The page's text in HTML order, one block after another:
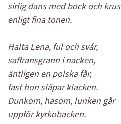
sirlig dans med bock och krus
enligt fina tonen.
Halta Lena, ful och svår,
saffransgrann i nacken,
äntligen en polska får,
fast hon släpar klacken.
Dunkom, hasom, lunken går
uppför kyrkobacken.